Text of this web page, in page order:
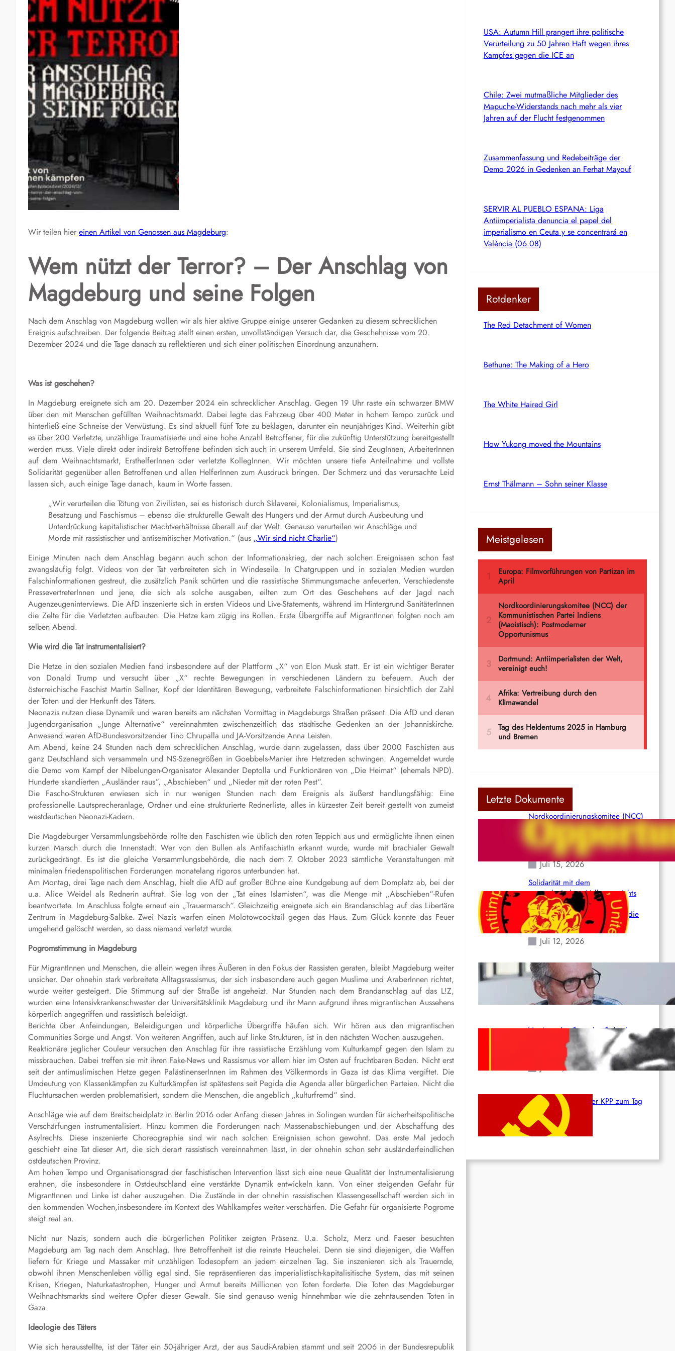
Wir teilen hier einen Artikel von Genossen aus Magdeburg:
Wem nützt der Terror? – Der Anschlag von
Magdeburg und seine Folgen
Nach dem Anschlag von Magdeburg wollen wir als hier aktive Gruppe einige unserer Gedanken zu diesem schrecklichen
Ereignis aufschreiben. Der folgende Beitrag stellt einen ersten, unvollständigen Versuch dar, die Geschehnisse vom 20.
Dezember 2024 und die Tage danach zu reflektieren und sich einer politischen Einordnung anzunähern.
Was ist geschehen?
In Magdeburg ereignete sich am 20. Dezember 2024 ein schrecklicher Anschlag. Gegen 19 Uhr raste ein schwarzer BMW
über den mit Menschen gefüllten Weihnachtsmarkt. Dabei legte das Fahrzeug über 400 Meter in hohem Tempo zurück und
hinterließ eine Schneise der Verwüstung. Es sind aktuell fünf Tote zu beklagen, darunter ein neunjähriges Kind. Weiterhin gibt
es über 200 Verletzte, unzählige Traumatisierte und eine hohe Anzahl Betroffener, für die zukünftig Unterstützung bereitgestellt
werden muss. Viele direkt oder indirekt Betroffene befinden sich auch in unserem Umfeld. Sie sind ZeugInnen, ArbeiterInnen
auf dem Weihnachtsmarkt, ErsthelferInnen oder verletzte KollegInnen. Wir möchten unsere tiefe Anteilnahme und vollste
Solidarität gegenüber allen Betroffenen und allen HelferInnen zum Ausdruck bringen. Der Schmerz und das verursachte Leid
lassen sich, auch einige Tage danach, kaum in Worte fassen.
„Wir verurteilen die Tötung von Zivilisten, sei es historisch durch Sklaverei, Kolonialismus, Imperialismus,
Besatzung und Faschismus – ebenso die strukturelle Gewalt des Hungers und der Armut durch Ausbeutung und
Unterdrückung kapitalistischer Machtverhältnisse überall auf der Welt. Genauso verurteilen wir Anschläge und
Morde mit rassistischer und antisemitischer Motivation.“ (aus „Wir sind nicht Charlie“)
Einige Minuten nach dem Anschlag begann auch schon der Informationskrieg, der nach solchen Ereignissen schon fast
zwangsläufig folgt. Videos von der Tat verbreiteten sich in Windeseile. In Chatgruppen und in sozialen Medien wurden
Falschinformationen gestreut, die zusätzlich Panik schürten und die rassistische Stimmungsmache anfeuerten. Verschiedenste
PressevertreterInnen und jene, die sich als solche ausgaben, eilten zum Ort des Geschehens auf der Jagd nach
Augenzeugeninterviews. Die AfD inszenierte sich in ersten Videos und Live-Statements, während im Hintergrund SanitäterInnen
die Zelte für die Verletzten aufbauten. Die Hetze kam zügig ins Rollen. Erste Übergriffe auf MigrantInnen folgten noch am
selben Abend.
Wie wird die Tat instrumentalisiert?
Die Hetze in den sozialen Medien fand insbesondere auf der Plattform „X“ von Elon Musk statt. Er ist ein wichtiger Berater
von Donald Trump und versucht über „X“ rechte Bewegungen in verschiedenen Ländern zu befeuern. Auch der
österreichische Faschist Martin Sellner, Kopf der Identitären Bewegung, verbreitete Falschinformationen hinsichtlich der Zahl
der Toten und der Herkunft des Täters.
Neonazis nutzen diese Dynamik und waren bereits am nächsten Vormittag in Magdeburgs Straßen präsent. Die AfD und deren
Jugendorganisation „Junge Alternative“ vereinnahmten zwischenzeitlich das städtische Gedenken an der Johanniskirche.
Anwesend waren AfD-Bundesvorsitzender Tino Chrupalla und JA-Vorsitzende Anna Leisten.
Am Abend, keine 24 Stunden nach dem schrecklichen Anschlag, wurde dann zugelassen, dass über 2000 Faschisten aus
ganz Deutschland sich versammeln und NS-Szenegrößen in Goebbels-Manier ihre Hetzreden schwingen. Angemeldet wurde
die Demo vom Kampf der Nibelungen-Organisator Alexander Deptolla und Funktionären von „Die Heimat“ (ehemals NPD).
Hunderte skandierten „Ausländer raus“, „Abschieben“ und „Nieder mit der roten Pest“.
Die Fascho-Strukturen erwiesen sich in nur wenigen Stunden nach dem Ereignis als äußerst handlungsfähig: Eine
professionelle Lautsprecheranlage, Ordner und eine strukturierte Rednerliste, alles in kürzester Zeit bereit gestellt von zumeist
westdeutschen Neonazi-Kadern.
Die Magdeburger Versammlungsbehörde rollte den Faschisten wie üblich den roten Teppich aus und ermöglichte ihnen einen
kurzen Marsch durch die Innenstadt. Wer von den Bullen als AntifaschistIn erkannt wurde, wurde mit brachialer Gewalt
zurückgedrängt. Es ist die gleiche Versammlungsbehörde, die nach dem 7. Oktober 2023 sämtliche Veranstaltungen mit
minimalen friedenspolitischen Forderungen monatelang rigoros unterbunden hat.
Am Montag, drei Tage nach dem Anschlag, hielt die AfD auf großer Bühne eine Kundgebung auf dem Domplatz ab, bei der
u.a. Alice Weidel als Rednerin auftrat. Sie log von der „Tat eines Islamisten“, was die Menge mit „Abschieben“-Rufen
beantwortete. Im Anschluss folgte erneut ein „Trauermarsch“. Gleichzeitig ereignete sich ein Brandanschlag auf das Libertäre
Zentrum in Magdeburg-Salbke. Zwei Nazis warfen einen Molotowcocktail gegen das Haus. Zum Glück konnte das Feuer
umgehend gelöscht werden, so dass niemand verletzt wurde.
Pogromstimmung in Magdeburg
Für MigrantInnen und Menschen, die allein wegen ihres Äußeren in den Fokus der Rassisten geraten, bleibt Magdeburg weiter
unsicher. Der ohnehin stark verbreitete Alltagsrassismus, der sich insbesondere auch gegen Muslime und AraberInnen richtet,
wurde weiter gesteigert. Die Stimmung auf der Straße ist angeheizt. Nur Stunden nach dem Brandanschlag auf das L!Z,
wurden eine Intensivkrankenschwester der Universitätsklinik Magdeburg und ihr Mann aufgrund ihres migrantischen Aussehens
körperlich angegriffen und rassistisch beleidigt.
Berichte über Anfeindungen, Beleidigungen und körperliche Übergriffe häufen sich. Wir hören aus den migrantischen
Communities Sorge und Angst. Von weiteren Angriffen, auch auf linke Strukturen, ist in den nächsten Wochen auszugehen.
Reaktionäre jeglicher Couleur versuchen den Anschlag für ihre rassistische Erzählung vom Kulturkampf gegen den Islam zu
missbrauchen. Dabei treffen sie mit ihren Fake-News und Rassismus vor allem hier im Osten auf fruchtbaren Boden. Nicht erst
seit der antimuslimischen Hetze gegen PalästinenserInnen im Rahmen des Völkermords in Gaza ist das Klima vergiftet. Die
Umdeutung von Klassenkämpfen zu Kulturkämpfen ist spätestens seit Pegida die Agenda aller bürgerlichen Parteien. Nicht die
Fluchtursachen werden problematisiert, sondern die Menschen, die angeblich „kulturfremd“ sind.
Anschläge wie auf dem Breitscheidplatz in Berlin 2016 oder Anfang diesen Jahres in Solingen wurden für sicherheitspolitische
Verschärfungen instrumentalisiert. Hinzu kommen die Forderungen nach Massenabschiebungen und der Abschaffung des
Asylrechts. Diese inszenierte Choreographie sind wir nach solchen Ereignissen schon gewohnt. Das erste Mal jedoch
geschieht eine Tat dieser Art, die sich derart rassistisch vereinnahmen lässt, in der ohnehin schon sehr ausländerfeindlichen
ostdeutschen Provinz.
Am hohen Tempo und Organisationsgrad der faschistischen Intervention lässt sich eine neue Qualität der Instrumentalisierung
erahnen, die insbesondere in Ostdeutschland eine verstärkte Dynamik entwickeln kann. Von einer steigenden Gefahr für
MigrantInnen und Linke ist daher auszugehen. Die Zustände in der ohnehin rassistischen Klassengesellschaft werden sich in
den kommenden Wochen,insbesondere im Kontext des Wahlkampfes weiter verschärfen. Die Gefahr für organisierte Pogrome
steigt real an.
Nicht nur Nazis, sondern auch die bürgerlichen Politiker zeigten Präsenz. U.a. Scholz, Merz und Faeser besuchten
Magdeburg am Tag nach dem Anschlag. Ihre Betroffenheit ist die reinste Heuchelei. Denn sie sind diejenigen, die Waffen
liefern für Kriege und Massaker mit unzähligen Todesopfern an jedem einzelnen Tag. Sie inszenieren sich als Trauernde,
obwohl ihnen Menschenleben völlig egal sind. Sie repräsentieren das imperialistisch-kapitalisitische System, das mit seinen
Krisen, Kriegen, Naturkatastrophen, Hunger und Armut bereits Millionen von Toten forderte. Die Toten des Magdeburger
Weihnachtsmarkts sind weitere Opfer dieser Gewalt. Sie sind genauso wenig hinnehmbar wie die zehntausenden Toten in
Gaza.
Ideologie des Täters
Wie sich herausstellte, ist der Täter ein 50-jähriger Arzt, der aus Saudi-Arabien stammt und seit 2006 in der Bundesrepublik
USA: Autumn Hill prangert ihre politische
Verurteilung zu 50 Jahren Haft wegen ihres
Kampfes gegen die ICE an
Chile: Zwei mutmaßliche Mitglieder des
Mapuche-Widerstands nach mehr als vier
Jahren auf der Flucht festgenommen
Zusammenfassung und Redebeiträge der
Demo 2026 in Gedenken an Ferhat Mayouf
SERVIR AL PUEBLO ESPANA: Liga
Antiimperialista denuncia el papel del
imperialismo en Ceuta y se concentrará en
València (06.08)
Rotdenker
The Red Detachment of Women
Bethune: The Making of a Hero
The White Haired Girl
How Yukong moved the Mountains
Ernst Thälmann – Sohn seiner Klasse
Meistgelesen
Letzte Dokumente
Nordkoordinierungskomitee (NCC)
der Kommunistischen Partei Indiens
(Maoistisch): Postmoderner
Opportunismus
Juli 15, 2026
Solidarität mit dem
venezolanischem Volk angesichts
der verlorenen Leben und der
katastrophalen Situation durch die
Erdbeben des 24. Juni!
Juli 12, 2026
Indien: „Die Politik der
Kapitulation“ von K. Murali (Ajith)
Juli 1, 2026
Vorsitzender Gonzalo: Gebt das
Leben für die Partei und die
Juni 19, 2026
Beschluss des ZK der KPP zum Tag
des Heldentums
Juni 19, 2026